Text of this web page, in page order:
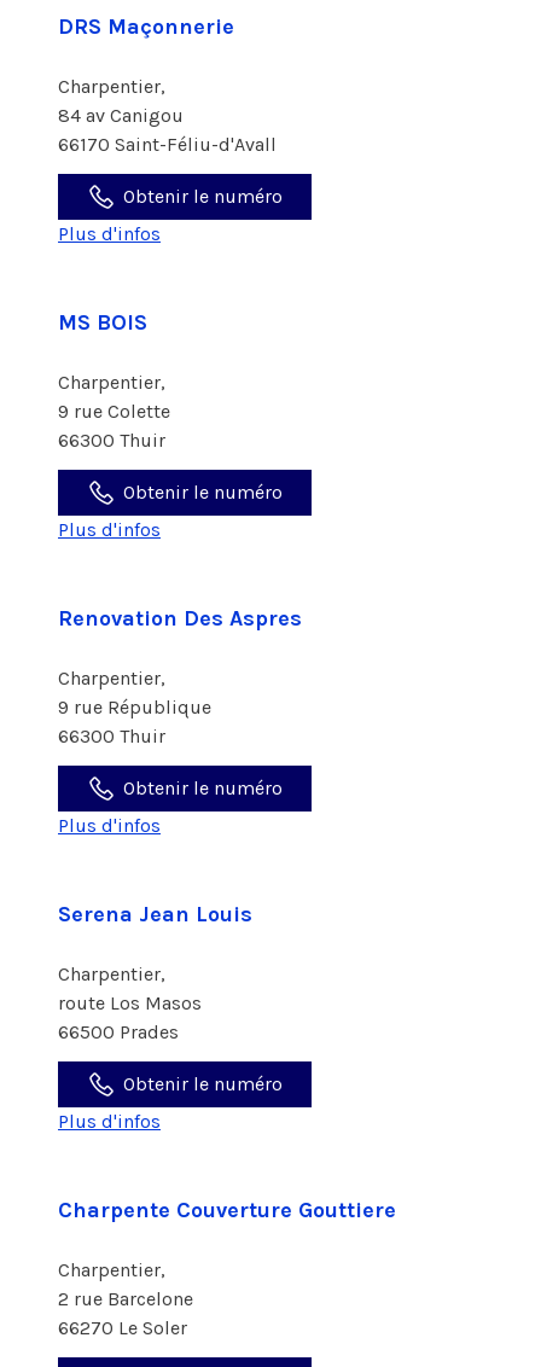
DRS Maçonnerie
Charpentier,
84 av Canigou
66170 Saint-Féliu-d'Avall
Obtenir le numéro
Plus d'infos
MS BOIS
Charpentier,
9 rue Colette
66300 Thuir
Obtenir le numéro
Plus d'infos
Renovation Des Aspres
Charpentier,
9 rue République
66300 Thuir
Obtenir le numéro
Plus d'infos
Serena Jean Louis
Charpentier,
route Los Masos
66500 Prades
Obtenir le numéro
Plus d'infos
Charpente Couverture Gouttiere
Charpentier,
2 rue Barcelone
66270 Le Soler